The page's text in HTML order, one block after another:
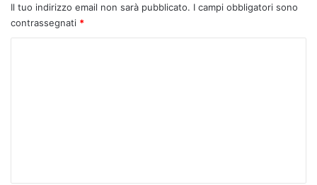
Il tuo indirizzo email non sarà pubblicato. I campi obbligatori sono
contrassegnati *